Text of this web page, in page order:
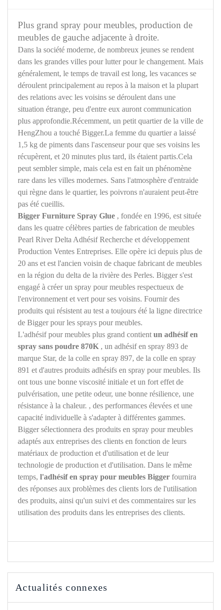
Plus grand spray pour meubles, production de
meubles de gauche adjacente à droite.
Dans la société moderne, de nombreux jeunes se rendent
dans les grandes villes pour lutter pour le changement. Mais
généralement, le temps de travail est long, les vacances se
déroulent principalement au repos à la maison et la plupart
des relations avec les voisins se déroulent dans une
situation étrange, peu d'entre eux auront communication
plus approfondie.Récemment, un petit quartier de la ville de
HengZhou a touché Bigger.La femme du quartier a laissé
1,5 kg de piments dans l'ascenseur pour que ses voisins les
récupèrent, et 20 minutes plus tard, ils étaient partis.Cela
peut sembler simple, mais cela est en fait un phénomène
rare dans les villes modernes. Sans l'atmosphère d'entraide
qui règne dans le quartier, les poivrons n'auraient peut-être
pas été cueillis.
Bigger Furniture Spray Glue , fondée en 1996, est située
dans les quatre célèbres parties de fabrication de meubles
Pearl River Delta Adhésif Recherche et développement
Production Ventes Entreprises. Elle opère ici depuis plus de
20 ans et est l'ancien voisin de chaque fabricant de meubles
en la région du delta de la rivière des Perles. Bigger s'est
engagé à créer un spray pour meubles respectueux de
l'environnement et vert pour ses voisins. Fournir des
produits qui résistent au test a toujours été la ligne directrice
de Bigger pour les sprays pour meubles.
L'adhésif pour meubles plus grand contient un adhésif en
spray sans poudre 870K , un adhésif en spray 893 de
marque Star, de la colle en spray 897, de la colle en spray
891 et d'autres produits adhésifs en spray pour meubles. Ils
ont tous une bonne viscosité initiale et un fort effet de
pulvérisation, une petite odeur, une bonne résilience, une
résistance à la chaleur. , des performances élevées et une
capacité individuelle à s'adapter à différentes gammes.
Bigger sélectionnera des produits en spray pour meubles
adaptés aux entreprises des clients en fonction de leurs
matériaux de production et d'utilisation et de leur
technologie de production et d'utilisation. Dans le même
temps, l'adhésif en spray pour meubles Bigger fournira
des réponses aux problèmes des clients lors de l'utilisation
des produits, ainsi qu'un suivi et des commentaires sur les
utilisation des produits dans les entreprises des clients.
Actualités connexes